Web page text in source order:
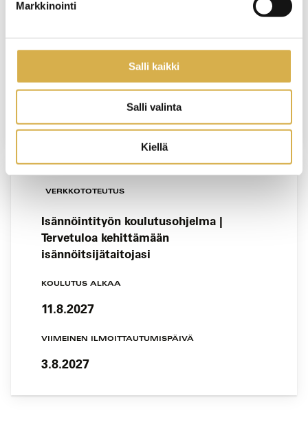
Markkinointi
Salli kaikki
Salli valinta
Kiellä
8.6.2027
VIIMEINEN ILMOITTAUTUMISPÄIVÄ
VERKKOTOTEUTUS
Isännöintityön koulutusohjelma |
Tervetuloa kehittämään
isännöitsijätaitojasi
KOULUTUS ALKAA
11.8.2027
VIIMEINEN ILMOITTAUTUMISPÄIVÄ
3.8.2027